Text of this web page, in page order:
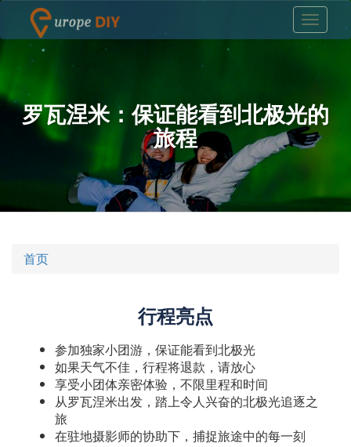
罗瓦涅米：保证能看到北极光的
旅程
首页
行程亮点
参加独家小团游，保证能看到北极光
如果天气不佳，行程将退款，请放心
享受小团体亲密体验，不限里程和时间
从罗瓦涅米出发，踏上令人兴奋的北极光追逐之
旅
在驻地摄影师的协助下，捕捉旅途中的每一刻